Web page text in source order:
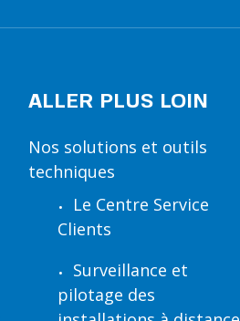
ALLER PLUS LOIN
Nos solutions et outils
techniques
Le Centre Service
Clients
Surveillance et
pilotage des